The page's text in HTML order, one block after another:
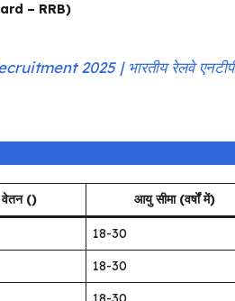
– RRB)
2025 | भारतीय रेलवे
वेतन (₹) आयु सीमा (वर्षों में)
18-30
18-30